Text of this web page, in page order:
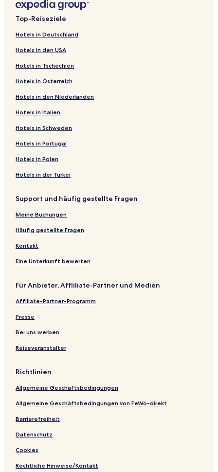
Top-Reiseziele
Hotels in Deutschland
Hotels in den USA
Hotels in Tschechien
Hotels in Österreich
Hotels in den Niederlanden
Hotels in Italien
Hotels in Schweden
Hotels in Portugal
Hotels in Polen
Hotels in der Türkei
Support und häufig gestellte Fragen
Meine Buchungen
Häufig gestellte Fragen
Kontakt
Eine Unterkunft bewerten
Für Anbieter, Affliliate-Partner und Medien
Affiliate-Partner-Programm
Presse
Bei uns werben
Reiseveranstalter
Richtlinien
Allgemeine Geschäftsbedingungen
Allgemeine Geschäftsbedingungen von FeWo-direkt
Barrierefreiheit
Datenschutz
Cookies
Rechtliche Hinweise/Kontakt